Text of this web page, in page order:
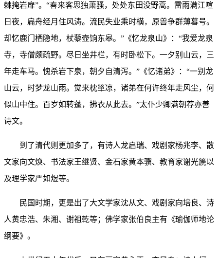
棘掩岩扉”。“春来客思独萧骚，处处东田没野蒿。雷雨满江喧
日夜，扁舟经月住风涛。流民失业乘时横，原兽争群薄暮号。
却忆鹿门栖隐地，杖藜壶饷东皋。”《忆龙泉山》：“我爱龙泉
寺，寺僧颇疏野。尽日坐井栏，有时卧松下。一夕别山云，三
年走车马。愧杀岩下泉，朝夕自清泻。”《忆诸弟》：“一别龙
山云，时梦龙山雨。觉来枕箪凉，诸弟在何许终年走风尘，何
似山中住。百岁如转蓬，拂衣从此去。”太仆少卿满朝荐亦善
诗文。
到了清代则更加多了，有诗人龙启瑞、戏剧家杨兆李、散
文家向文焕、书法家王继贤、金石家黄本骥、教育家谢光篪以
及理学家严如煜等。
民国时期，更是出了大文学家沈从文、戏剧家向培良、诗
人黄忠浩、朱湘、谢祖乾等；佛学家张伯良主有《瑜伽师地论
纲要》。